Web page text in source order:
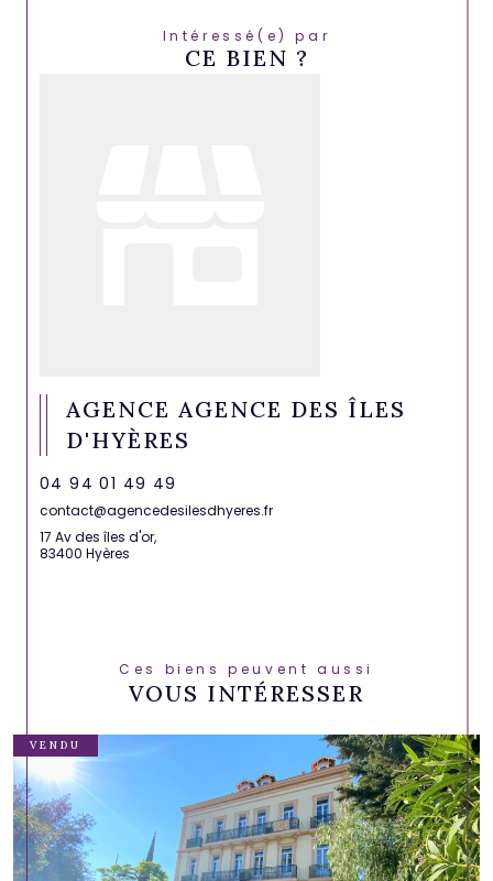
Intéressé(e) par
CE BIEN ?
AGENCE AGENCE DES ÎLES
D'HYÈRES
04 94 01 49 49
contact@agencedesilesdhyeres.fr
17 Av des îles d'or,
83400 Hyères
Ces biens peuvent aussi
VOUS INTÉRESSER
VENDU